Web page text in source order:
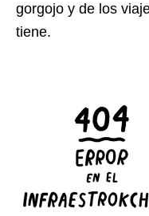
gorgojo y de los
tiene.